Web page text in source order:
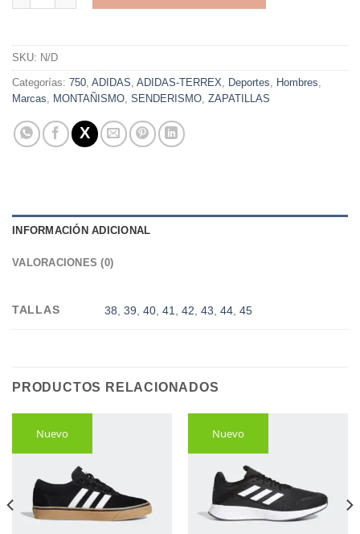
SKU: N/D
Categorías: 750 ADIDAS ADIDAS-TERREX Deportes Hombres
Marcas
MONTAÑISMO SENDERISMO ZAPATILLAS
INFORMACIÓN ADICIONAL
VALORACIONES (0)
TALLAS 38 ,39 ,40 ,41 ,42 ,43 ,44 ,45
PRODUCTOS RELACIONADOS
Nuevo Nuevo